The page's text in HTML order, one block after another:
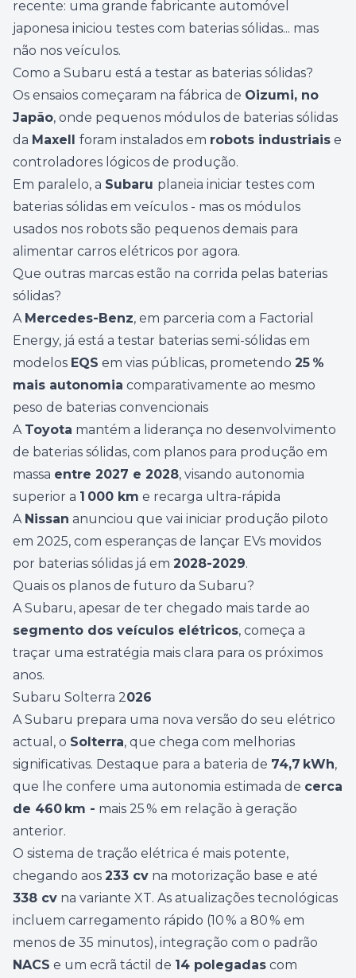
recente: uma grande fabricante automóvel
japonesa iniciou testes com baterias sólidas... mas
não nos veículos.
Como a Subaru está a testar as baterias sólidas?
Os ensaios começaram na fábrica de Oizumi, no
Japão, onde pequenos módulos de baterias sólidas
da Maxell foram instalados em robots industriais e
controladores lógicos de produção.
Em paralelo, a Subaru planeia iniciar testes com
baterias sólidas em veículos - mas os módulos
usados nos robots são pequenos demais para
alimentar carros elétricos por agora.
Que outras marcas estão na corrida pelas baterias
sólidas?
A Mercedes-Benz, em parceria com a Factorial
Energy, já está a testar baterias semi-sólidas em
modelos EQS em vias públicas, prometendo 25 %
mais autonomia comparativamente ao mesmo
peso de baterias convencionais
A Toyota mantém a liderança no desenvolvimento
de baterias sólidas, com planos para produção em
massa entre 2027 e 2028, visando autonomia
superior a 1 000 km e recarga ultra-rápida
A Nissan anunciou que vai iniciar produção piloto
em 2025, com esperanças de lançar EVs movidos
por baterias sólidas já em 2028-2029.
Quais os planos de futuro da Subaru?
A Subaru, apesar de ter chegado mais tarde ao
segmento dos veículos elétricos, começa a
traçar uma estratégia mais clara para os próximos
anos.
Subaru Solterra 2026
A Subaru prepara uma nova versão do seu elétrico
actual, o Solterra, que chega com melhorias
significativas. Destaque para a bateria de 74,7 kWh,
que lhe confere uma autonomia estimada de cerca
de 460 km - mais 25 % em relação à geração
anterior.
O sistema de tração elétrica é mais potente,
chegando aos 233 cv na motorização base e até
338 cv na variante XT. As atualizações tecnológicas
incluem carregamento rápido (10 % a 80 % em
menos de 35 minutos), integração com o padrão
NACS e um ecrã táctil de 14 polegadas com